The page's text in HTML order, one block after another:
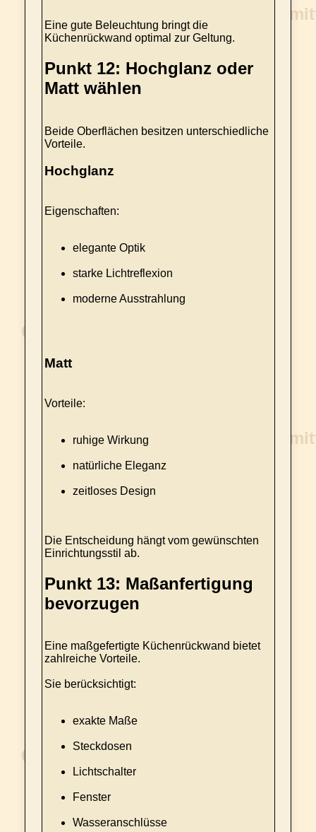
Eine gute Beleuchtung bringt die
Küchenrückwand optimal zur Geltung.
Punkt 12: Hochglanz oder
Matt wählen
Beide Oberflächen besitzen unterschiedliche
Vorteile.
Hochglanz
Eigenschaften:
elegante Optik
starke Lichtreflexion
moderne Ausstrahlung
Matt
Vorteile:
ruhige Wirkung
natürliche Eleganz
zeitloses Design
Die Entscheidung hängt vom gewünschten
Einrichtungsstil ab.
Punkt 13: Maßanfertigung
bevorzugen
Eine maßgefertigte Küchenrückwand bietet
zahlreiche Vorteile.
Sie berücksichtigt:
exakte Maße
Steckdosen
Lichtschalter
Fenster
Wasseranschlüsse